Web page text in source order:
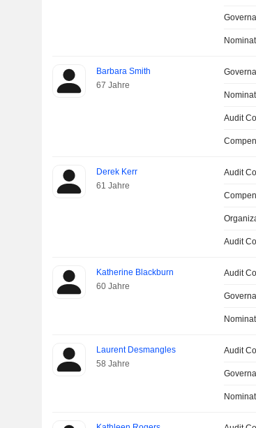
Barbara Smith
67 Jahre
Audit
Derek Kerr
61 Jahre
Audit
Audit
Katherine Blackburn
60 Jahre
Audit
Laurent Desmangles
58 Jahre
Audit